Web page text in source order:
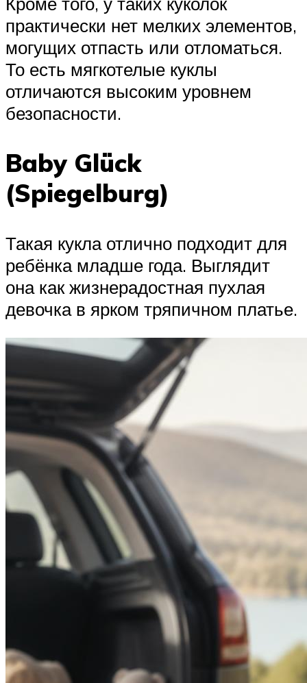
практически нет мелких элементов,
могущих отпасть или отломаться.
То есть мягкотелые куклы
отличаются высоким уровнем
безопасности.
Baby Glück
(Spiegelburg)
Такая кукла отлично подходит для
ребёнка младше года. Выглядит
она как жизнерадостная пухлая
девочка в ярком тряпичном платье.